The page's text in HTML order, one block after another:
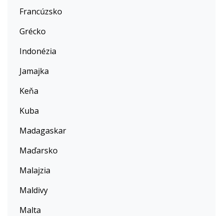
Francúzsko
Grécko
Indonézia
Jamajka
Keňa
Kuba
Madagaskar
Maďarsko
Malajzia
Maldivy
Malta